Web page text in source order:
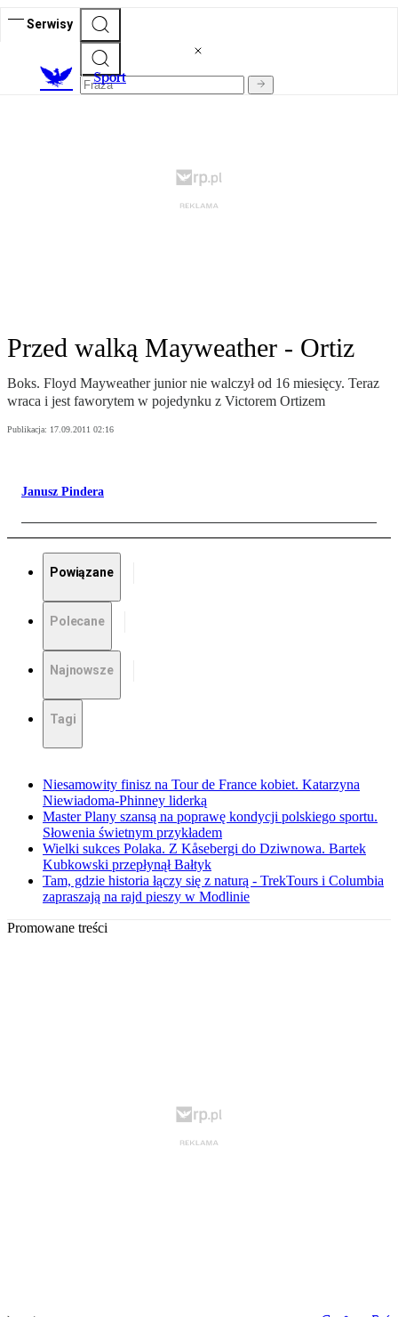
Serwisy
Sport
Przed walką Mayweather - Ortiz
Boks. Floyd Mayweather junior nie walczył od 16 miesięcy. Teraz
wraca i jest faworytem w pojedynku z Victorem Ortizem
Publikacja: 17.09.2011 02:16
Janusz Pindera
Powiązane
Polecane
Najnowsze
Tagi
Niesamowity finisz na Tour de France kobiet. Katarzyna
Niewiadoma-Phinney liderką
Master Plany szansą na poprawę kondycji polskiego sportu.
Słowenia świetnym przykładem
Wielki sukces Polaka. Z Kåsebergi do Dziwnowa. Bartek
Kubkowski przepłynął Bałtyk
Tam, gdzie historia łączy się z naturą - TrekTours i Columbia
zapraszają na rajd pieszy w Modlinie
Promowane treści